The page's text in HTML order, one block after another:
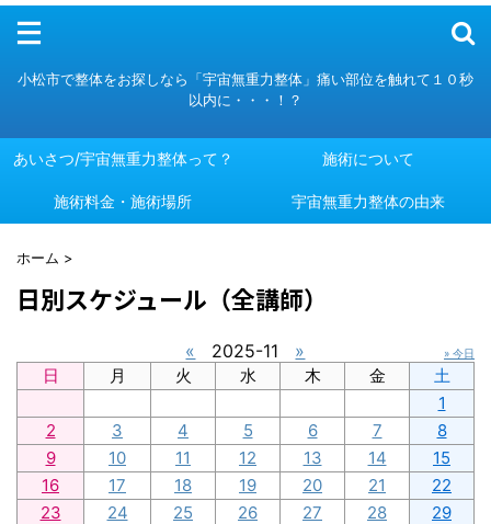
メニュー
あいさつ/宇宙無重力整体って？
施術料金・施術場所
宇宙無重力整体の由来
小松市で整体をお探しなら「宇宙無重力整体」痛い部位を触れて１０秒
以内に・・・！？
あいさつ/宇宙無重力整体って？ 施術について
施術料金・施術場所 宇宙無重力整体の由来
ホーム >
日別スケジュール（全講師）
« 2025-11 » » 今日
日 月 火 水 木 金
土
1
2
3 4 5 6 7
8
9
10 11 12 13 14
15
16
17 18 19 20 21
22
23
24 25 26 27 28
29